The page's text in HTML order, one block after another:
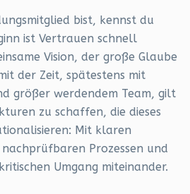
bist, kennst du
ist Vertrauen schnell
Vision, der große Glaube
der Zeit, spätestens mit
größer werdendem Team, gilt
zu schaffen, die dieses
Mit klaren
Prozessen und
Umgang miteinander.